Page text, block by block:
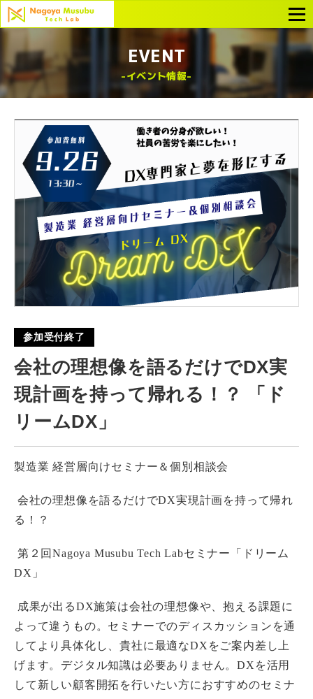
EVENT
イベント情報
参加受付終了
会社の理想像を語るだけでDX実
現計画を持って帰れる！？ 「ド
リームDX」
製造業 経営層向けセミナー＆個別相談会
会社の理想像を語るだけでDX実現計画を持って帰れ
る！？
第２回Nagoya Musubu Tech Labセミナー「ドリーム
DX」
成果が出るDX施策は会社の理想像や、抱える課題に
よって違うもの。セミナーでのディスカッションを通
してより具体化し、貴社に最適なDXをご案内差し上
げます。デジタル知識は必要ありません。DXを活用
して新しい顧客開拓を行いたい方におすすめのセミナ